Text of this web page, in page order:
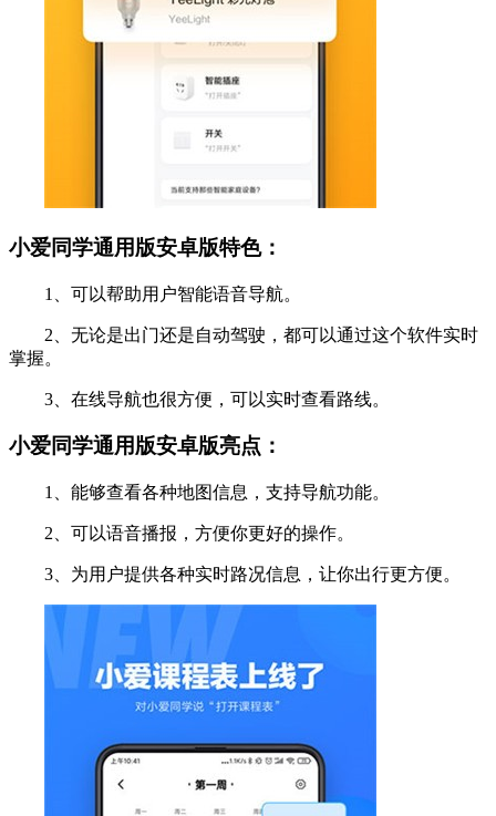
小爱同学通用版安卓版特色：
1、可以帮助用户智能语音导航。
2、无论是出门还是自动驾驶，都可以通过这个软件实时
掌握。
3、在线导航也很方便，可以实时查看路线。
小爱同学通用版安卓版亮点：
1、能够查看各种地图信息，支持导航功能。
2、可以语音播报，方便你更好的操作。
3、为用户提供各种实时路况信息，让你出行更方便。